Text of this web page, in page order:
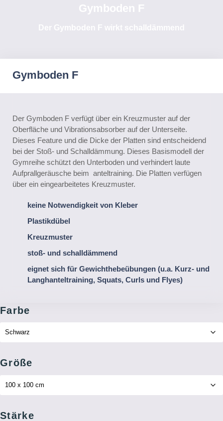
Gymboden F
Der Gymboden F verfügt über ein Kreuzmuster auf der
Oberfläche und Vibrationsabsorber auf der Unterseite.
Dieses Feature und die Dicke der Platten sind entscheidend
bei der Stoß- und Schalldämmung. Dieses Basismodell der
Gymreihe schützt den Unterboden und verhindert laute
Aufprallgeräusche beim anteltraining. Die Platten verfügen
über ein eingearbeitetes Kreuzmuster.
keine Notwendigkeit von Kleber
Plastikdübel
Kreuzmuster
stoß- und schalldämmend
eignet sich für Gewichthebeübungen (u.a. Kurz- und
Langhanteltraining, Squats, Curls und Flyes)
Farbe
Größe
Stärke